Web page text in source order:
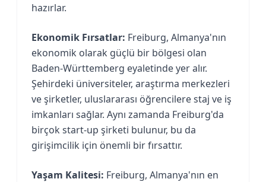
hazırlar.
Ekonomik Fırsatlar: Freiburg, Almanya'nın
ekonomik olarak güçlü bir bölgesi olan
Baden-Württemberg eyaletinde yer alır.
Şehirdeki üniversiteler, araştırma merkezleri
ve şirketler, uluslararası öğrencilere staj ve iş
imkanları sağlar. Aynı zamanda Freiburg'da
birçok start-up şirketi bulunur, bu da
girişimcilik için önemli bir fırsattır.
Yaşam Kalitesi: Freiburg, Almanya'nın en